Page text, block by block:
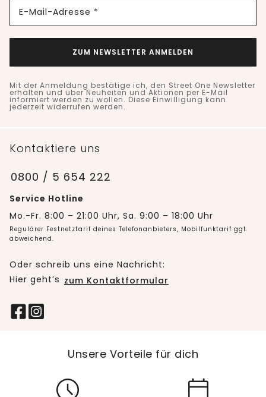
E-Mail-Adresse *
ZUM NEWSLETTER ANMELDEN
Mit der Anmeldung bestätige ich, den Street One Newsletter
erhalten und über Neuheiten und Aktionen per E-Mail
informiert werden zu wollen. Diese Einwilligung kann
jederzeit widerrufen werden.
Kontaktiere uns
0800 / 5 654 222
Service Hotline
Mo.-Fr. 8:00 – 21:00 Uhr, Sa. 9:00 – 18:00 Uhr
Regulärer Festnetztarif deines Telefonanbieters, Mobilfunktarif ggf.
abweichend.
Oder schreib uns eine Nachricht:
Hier geht’s zum Kontaktformular
Unsere Vorteile für dich